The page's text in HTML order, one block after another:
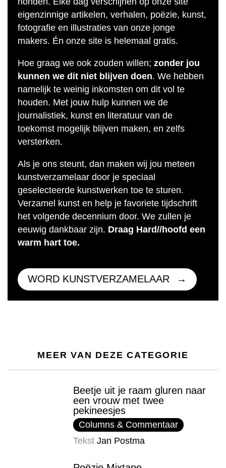
eigenzinnige artikelen, verhalen, poëzie, kunst,
fotografie en illustraties van onze jonge
makers. Én onze site is helemaal gratis.
Hoe graag we ook zouden willen; zonder jou
kunnen we dit niet blijven doen. We hebben
namelijk te weinig inkomsten om dit vol te
houden. Met jouw hulp kunnen we de
journalistiek, kunst en literatuur van de
toekomst mogelijk blijven maken, en zelfs
versterken.
Als je ons steunt, dan maken wij jou meteen
kunstverzamelaar door je speciaal
geselecteerde kunstwerken toe te sturen.
Verzamel kunst en help je favoriete tijdschrift
het volgende decennium door. We zullen je
eeuwig dankbaar zijn. Draag Hard//hoofd een
warm hart toe.
WORD KUNSTVERZAMELAAR
MEER VAN DEZE CATEGORIE
Beetje uit je raam gluren naar
een vrouw met twee
pekineesjes
Columns & Commentaar
Tekst Jan Postma